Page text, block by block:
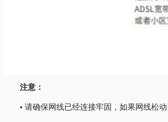
注意：
• 请确保网线已经连接牢固，如果网线松